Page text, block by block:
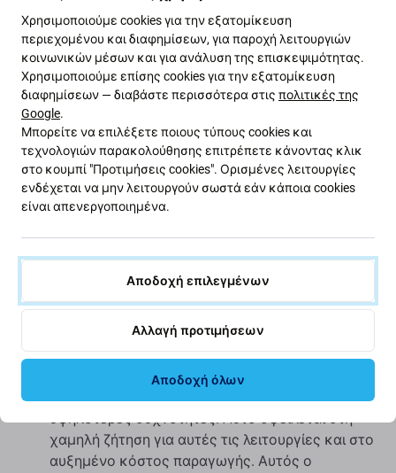
aftermarket οθόνη TFT
Καλύτερη φωτεινότητα και αντίθεση από ό,τι με
μια aftermarket οθόνη TFT
Υποστηρίζει πάντα την οθόνη
Χαμηλότερη κατανάλωση μπαταρίας σε
σύγκριση με μια aftermarket οθόνη TFT
Χαμηλή τιμή
Μειονεκτήματα:
Μειωμένη φωτεινότητα
Χαμηλότερη ανάλυση
Χαμηλότερη αξιοπιστία
Ευρύτερο πλαίσιο γύρω από την οθόνη
Ο μειωμένος ρυθμός ανανέωσηςοφείλεται
στο ότι οι κατασκευαστές οθονών aftermarket
δεν χρησιμοποιούν τσιπ που υποστηρίζουν
υψηλότερες συχνότητες. Αυτό οφείλεται στη
χαμηλή ζήτηση για αυτές τις λειτουργίες και στο
αυξημένο κόστος παραγωγής. Αυτός ο
Χρησιμοποιούμε cookies για την εξατομίκευση
περιεχομένου και διαφημίσεων, για παροχή λειτουργιών
κοινωνικών μέσων και για ανάλυση της επισκεψιμότητας.
Χρησιμοποιούμε επίσης cookies για την εξατομίκευση
διαφημίσεων — διαβάστε περισσότερα στις πολιτικές της
Google.
Μπορείτε να επιλέξετε ποιους τύπους cookies και
τεχνολογιών παρακολούθησης επιτρέπετε κάνοντας κλικ
στο κουμπί "Προτιμήσεις cookies". Ορισμένες λειτουργίες
ενδέχεται να μην λειτουργούν σωστά εάν κάποια cookies
είναι απενεργοποιημένα.
Αποδοχή επιλεγμένων
Αλλαγή προτιμήσεων
Αποδοχή όλων